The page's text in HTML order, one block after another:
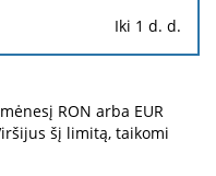
Iki 1 d. d.
RON arba EUR
šį limitą, taikomi